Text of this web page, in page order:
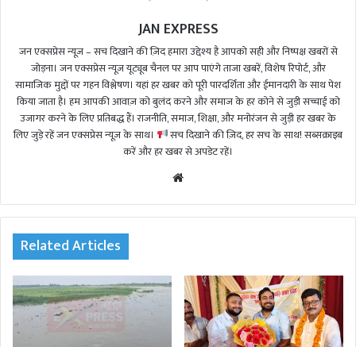
JAN EXPRESS
जन एक्सप्रेस न्यूज़ – सच दिखाने की ज़िद हमारा उद्देश्य है आपको सही और निष्पक्ष खबरों से
जोड़ना। जन एक्सप्रेस न्यूज़ यूट्यूब चैनल पर आप पाएंगे ताजा खबरें, विशेष रिपोर्ट, और
सामाजिक मुद्दों पर गहन विश्लेषण। यहां हर खबर को पूरी पारदर्शिता और ईमानदारी के साथ पेश
किया जाता है। हम आपकी आवाज़ को बुलंद करने और समाज के हर कोने से जुड़ी सच्चाई को
उजागर करने के लिए प्रतिबद्ध हैं। राजनीति, समाज, शिक्षा, और मनोरंजन से जुड़ी हर खबर के
लिए जुड़े रहें जन एक्सप्रेस न्यूज़ के साथ।
सच दिखाने की ज़िद, हर सच के साथ! सब्सक्राइब
करें और हर खबर से अपडेट रहें।
te
Related Articles